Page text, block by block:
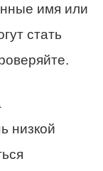
имя или
стать
низкой